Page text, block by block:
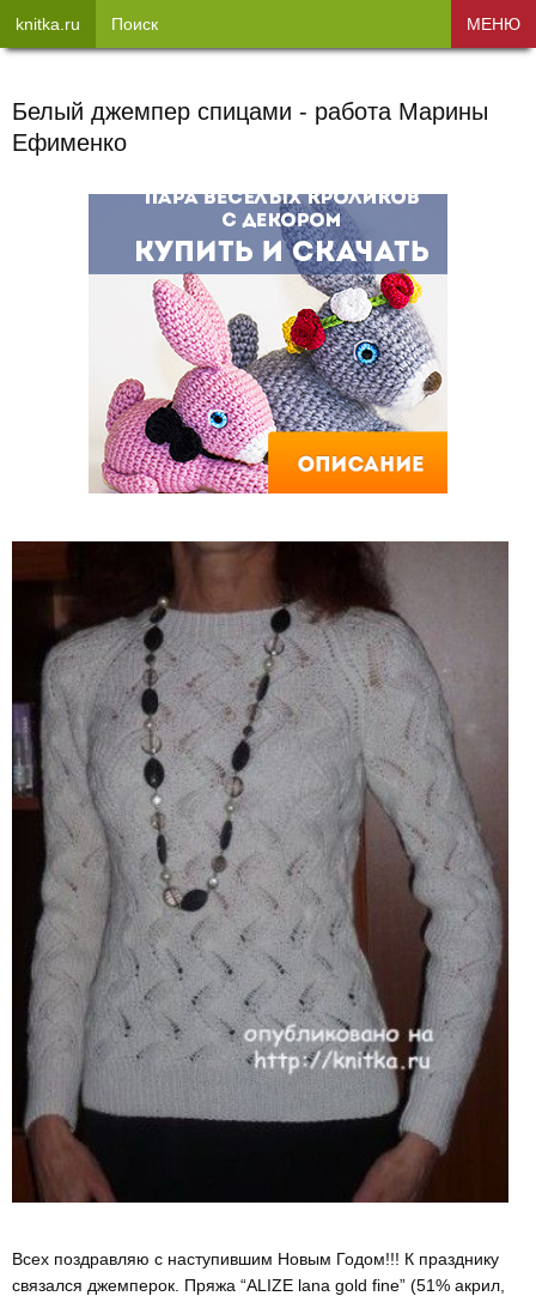
Белый джемпер спицами - работа Марины
Ефименко
Всех поздравляю с наступившим Новым Годом!!! К празднику
связался джемперок. Пряжа “ALIZE lana gold fine” (51% акрил,
knitka.ru Поиск МЕНЮ